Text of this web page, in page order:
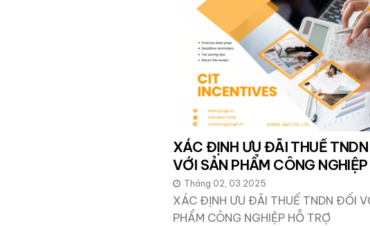
XÁC ĐỊNH ƯU ĐÃI THUẾ
VỚI SẢN PHẨM CÔNG
TRỢ
Tháng 02, 03 2025
XÁC ĐỊNH ƯU ĐÃI THUẾ TNDN ĐỐI
PHẨM CÔNG NGHIỆP HỖ TRỢ